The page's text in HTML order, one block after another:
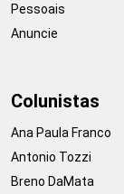
Pessoais
Anuncie
Colunistas
Ana Paula Franco
Antonio Tozzi
Breno DaMata